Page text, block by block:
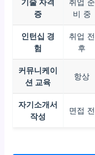
증
비 중
인턴십 경
험
취업 전
후
커뮤니케이
션 교육
항상
자기소개서
작성
면접 전